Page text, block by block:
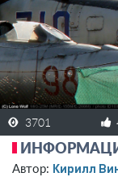
3701
Автор: Кирилл